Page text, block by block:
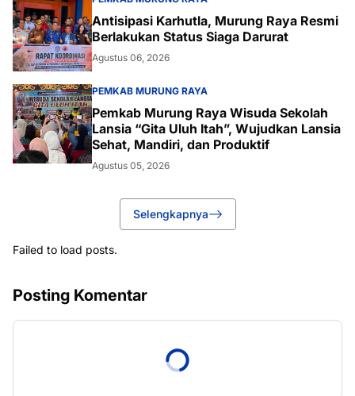
Antisipasi Karhutla, Murung Raya Resmi
Berlakukan Status Siaga Darurat
Agustus 06, 2026
PEMKAB MURUNG RAYA
Pemkab Murung Raya Wisuda Sekolah
Lansia “Gita Uluh Itah”, Wujudkan Lansia
Sehat, Mandiri, dan Produktif
Agustus 05, 2026
Selengkapnya
Failed to load posts.
Posting Komentar